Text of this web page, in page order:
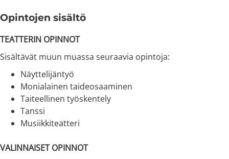
Opintojen sisältö
TEATTERIN OPINNOT
Sisältävät muun muassa seuraavia opintoja:
Näyttelijäntyö
Monialainen taideosaaminen
Taiteellinen työskentely
Tanssi
Musiikkiteatteri
VALINNAISET OPINNOT